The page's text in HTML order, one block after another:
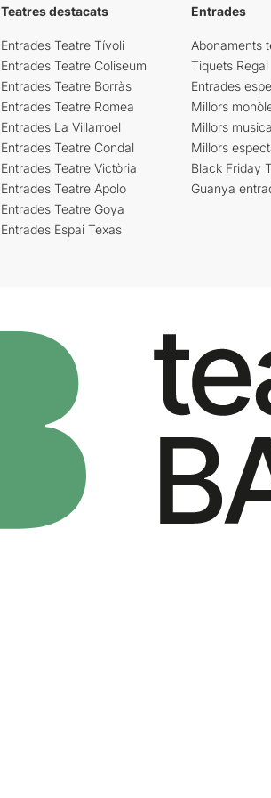
Teatres destacats
Entrades Teatre Tívoli
Entrades Teatre Coliseum
Entrades Teatre Borràs
Entrades Teatre Romea
Entrades La Villarroel
Entrades Teatre Condal
Entrades Teatre Victòria
Entrades Teatre Apolo
Entrades Teatre Goya
Entrades Espai Texas
Entrades
Abonaments
Tiquets Regal
Entrades
Millors
Millors
Millors
Black Friday
Guanya